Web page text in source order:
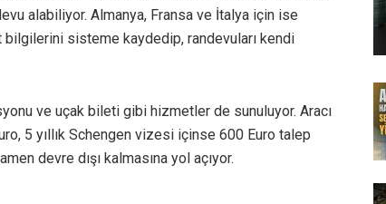
alabiliyor. Almanya, Fransa ve İtalya için ise
sisteme kaydedip, randevuları kendi
ve uçak bileti gibi hizmetler de sunuluyor. Aracı
5 yıllık Schengen vizesi içinse 600 Euro talep
devre dışı kalmasına yol açıyor.